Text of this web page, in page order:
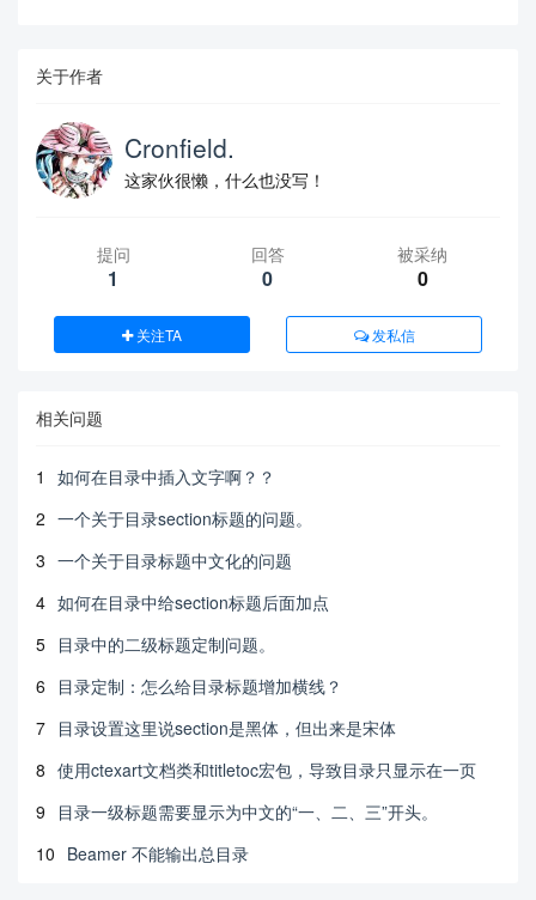
关于作者
Cronfield.
这家伙很懒，什么也没写！
提问
1
回答
0
被采纳
0
关注TA 发私信
相关问题
1
如何在目录中插入文字啊？？
2 一个关于目录section标题的问题。
3 一个关于目录标题中文化的问题
4 如何在目录中给section标题后面加点
5 目录中的二级标题定制问题。
6
目录定制：怎么给目录标题增加横线？
7 目录设置这里说section是黑体，但出来是宋体
8 使用ctexart文档类和titletoc宏包，导致目录只显示在一页
9
目录一级标题需要显示为中文的“一、二、三”开头。
10 Beamer 不能输出总目录